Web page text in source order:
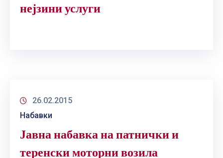
нејзини услуги
26.02.2015
Набавки
Јавна набавка на патнички и
теренски моторни возила